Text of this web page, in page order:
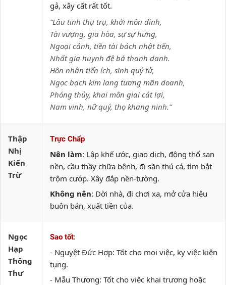
gả, xây cất rất tốt.
“Lâu tinh thụ trụ, khởi môn đình,
Tài vượng, gia hòa, sự sự hưng,
Ngoại cảnh, tiền tài bách nhật tiến,
Nhất gia huynh đệ bá thanh danh.
Hôn nhân tiến ích, sinh quý tử,
Ngọc bạch kim lang tương mãn doanh,
Phóng thủy, khai môn giai cát lợi,
Nam vinh, nữ quý, thọ khang ninh.”
Thập
Nhị
Kiến
Trừ
Trực Chấp
Nên làm: Lập khế ước, giao dịch, động thổ san
nền, cầu thầy chữa bệnh, đi săn thú cá, tìm bắt
trộm cướp. Xây đắp nền-tường.
Không nên: Dời nhà, đi chơi xa, mở cửa hiệu
buôn bán, xuất tiền của.
Ngọc
Hạp
Thông
Thư
Sao tốt:
- Nguyệt Đức Hợp: Tốt cho mọi việc, kỵ việc kiện
tụng.
- Mẫu Thương: Tốt cho việc khai trương hoặc